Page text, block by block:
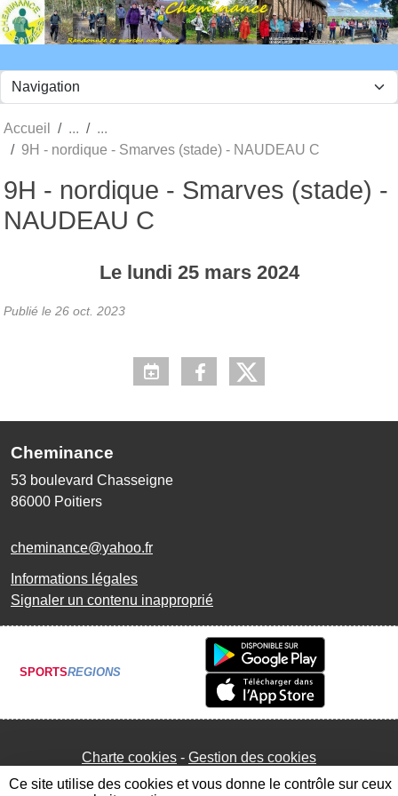
Accueil
9H - nordique - Smarves (stade) - NAUDEAU C
9H - nordique - Smarves (stade) -
NAUDEAU C
Le lundi 25 mars 2024
Publié le 26 oct. 2023
Cheminance
53 boulevard Chasseigne
86000 Poitiers
cheminance@yahoo.fr
Informations légales
Signaler un contenu inapproprié
SPORTSREGIONS
Charte cookies Gestion des cookies
Panneau de gestion des cookies
Ce site utilise des cookies et vous donne le contrôle sur ceux